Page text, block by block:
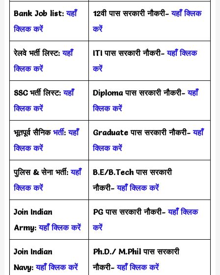
Bank Job list: यहाँ
क्लिक करें
12वी पास सरकारी नौकरी- यहाँ क्लिक
करें
रेलवे भर्ती लिस्ट: यहाँ
क्लिक करें
ITI पास सरकारी नौकरी- यहाँ क्लिक
करें
SSC भर्ती लिस्ट: यहाँ
क्लिक करें
Diploma पास सरकारी नौकरी- यहाँ
क्लिक करें
भूतपूर्व सैनिक भर्ती: यहाँ
क्लिक करें
Graduate पास सरकारी नौकरी- यहाँ
क्लिक करें
पुलिस & सेना भर्ती: यहाँ
क्लिक करें
B.E/B.Tech पास सरकारी
नौकरी- यहाँ क्लिक करें
Join Indian
Army:यहाँ क्लिक करें
PG पास सरकारी नौकरी- यहाँ क्लिक
करें
Join Indian
Navy:यहाँ क्लिक करें
Ph.D./ M.Phil पास सरकारी
नौकरी- यहाँ क्लिक करें